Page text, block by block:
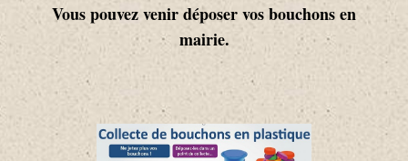
Vous pouvez venir déposer vos bouchons en
mairie.